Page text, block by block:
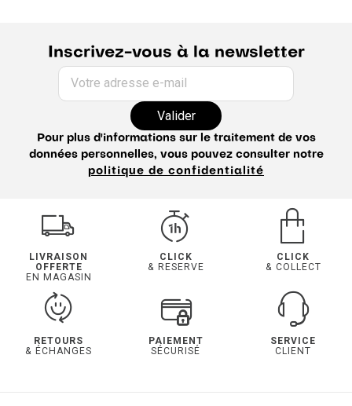
Inscrivez-vous à la newsletter
Votre adresse e-mail
Valider
Pour plus d'informations sur le traitement de vos
données personnelles, vous pouvez consulter notre
politique de confidentialité
LIVRAISON
OFFERTE
EN MAGASIN
CLICK
& RESERVE
CLICK
& COLLECT
RETOURS
& ÉCHANGES
PAIEMENT
SÉCURISÉ
SERVICE
CLIENT